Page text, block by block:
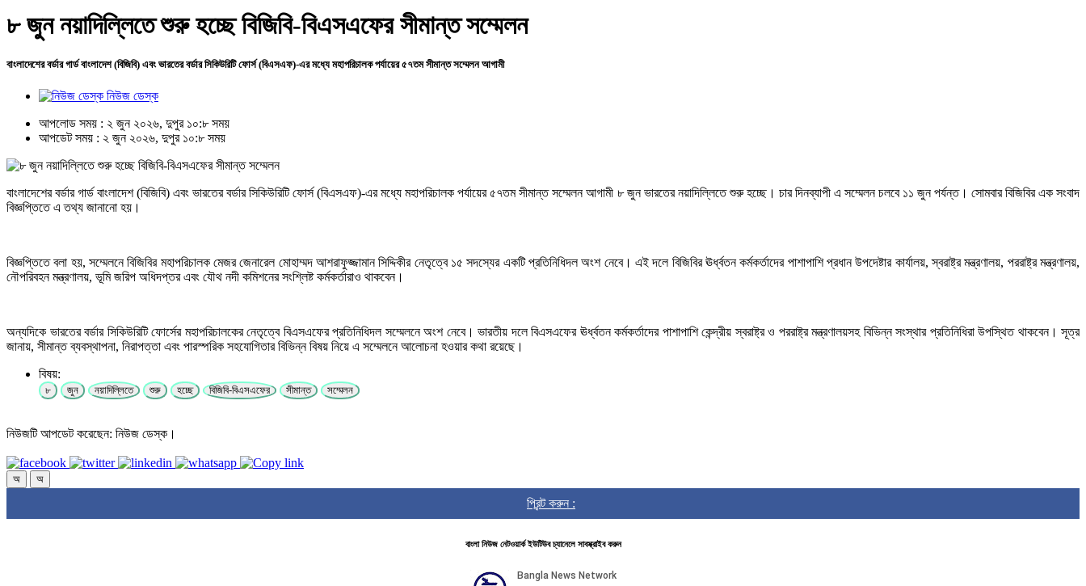
৮ জুন নয়াদিল্লিতে শুরু হচ্ছে বিজিবি-বিএসএফের সীমান্ত সম্মেলন
বাংলাদেশের বর্ডার গার্ড বাংলাদেশ (বিজিবি) এবং ভারতের বর্ডার সিকিউরিটি ফোর্স (বিএসএফ)-এর মধ্যে মহাপরিচালক পর্যায়ের ৫৭তম সীমান্ত সম্মেলন আগামী
নিউজ ডেস্ক
আপলোড সময় : ২ জুন ২০২৬, দুপুর ১০:৮ সময়
আপডেট সময় : ২ জুন ২০২৬, দুপুর ১০:৮ সময়
বাংলাদেশের বর্ডার গার্ড বাংলাদেশ (বিজিবি) এবং ভারতের বর্ডার সিকিউরিটি ফোর্স (বিএসএফ)-এর মধ্যে মহাপরিচালক পর্যায়ের ৫৭তম সীমান্ত সম্মেলন আগামী ৮ জুন ভারতের নয়াদিল্লিতে শুরু হচ্ছে। চার দিনব্যাপী এ সম্মেলন চলবে ১১ জুন পর্যন্ত। সোমবার বিজিবির এক সংবাদ
বিজ্ঞপ্তিতে এ তথ্য জানানো হয়।
বিজ্ঞপ্তিতে বলা হয়, সম্মেলনে বিজিবির মহাপরিচালক মেজর জেনারেল মোহাম্মদ আশরাফুজ্জামান সিদ্দিকীর নেতৃত্বে ১৫ সদস্যের একটি প্রতিনিধিদল অংশ নেবে। এই দলে বিজিবির ঊর্ধ্বতন কর্মকর্তাদের পাশাপাশি প্রধান উপদেষ্টার কার্যালয়, স্বরাষ্ট্র মন্ত্রণালয়, পররাষ্ট্র মন্ত্রণালয়,
নৌপরিবহন মন্ত্রণালয়, ভূমি জরিপ অধিদপ্তর এবং যৌথ নদী কমিশনের সংশ্লিষ্ট কর্মকর্তারাও থাকবেন।
অন্যদিকে ভারতের বর্ডার সিকিউরিটি ফোর্সের মহাপরিচালকের নেতৃত্বে বিএসএফের প্রতিনিধিদল সম্মেলনে অংশ নেবে। ভারতীয় দলে বিএসএফের ঊর্ধ্বতন কর্মকর্তাদের পাশাপাশি কেন্দ্রীয় স্বরাষ্ট্র ও পররাষ্ট্র মন্ত্রণালয়সহ বিভিন্ন সংস্থার প্রতিনিধিরা উপস্থিত থাকবেন। সূত্র
জানায়, সীমান্ত ব্যবস্থাপনা, নিরাপত্তা এবং পারস্পরিক সহযোগিতার বিভিন্ন বিষয় নিয়ে এ সম্মেলনে আলোচনা হওয়ার কথা রয়েছে।
বিষয়:
৮ জুন নয়াদিল্লিতে শুরু হচ্ছে বিজিবি-বিএসএফের সীমান্ত সম্মেলন
নিউজটি আপডেট করেছেন: নিউজ ডেস্ক।
অ অ
প্রিন্ট করুন :
বাংলা নিউজ নেটওয়ার্ক ইউটিউব চ্যানেলে সাবস্ক্রাইব করুন